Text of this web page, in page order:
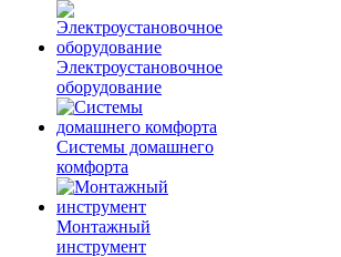
Электроустановочное
оборудование
Системы домашнего
комфорта
Монтажный
инструмент